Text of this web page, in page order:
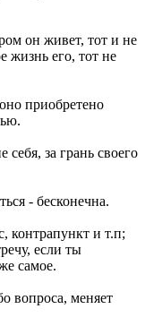
он живет, тот и не
жизнь его, тот не
приобретено
себя, за грань своего
- бесконечна.
контрапункт и т.п;
если ты
самое.
вопроса, меняет